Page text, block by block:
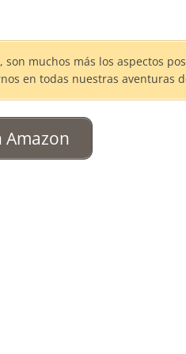
muchos más los aspectos
en todas nuestras aventuras
Amazon